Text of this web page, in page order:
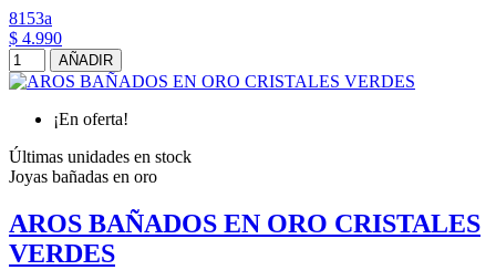
8153a
$ 4.990
AÑADIR
¡En oferta!
Últimas unidades en stock
Joyas bañadas en oro
AROS BAÑADOS EN ORO CRISTALES
VERDES